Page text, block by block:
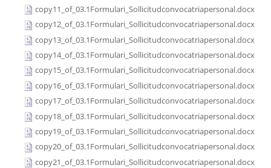
copy11_of_03.1Formulari_Sollicitudconvocatriapersonal.docx
copy12_of_03.1Formulari_Sollicitudconvocatriapersonal.docx
copy13_of_03.1Formulari_Sollicitudconvocatriapersonal.docx
copy14_of_03.1Formulari_Sollicitudconvocatriapersonal.docx
copy15_of_03.1Formulari_Sollicitudconvocatriapersonal.docx
copy16_of_03.1Formulari_Sollicitudconvocatriapersonal.docx
copy17_of_03.1Formulari_Sollicitudconvocatriapersonal.docx
copy18_of_03.1Formulari_Sollicitudconvocatriapersonal.docx
copy19_of_03.1Formulari_Sollicitudconvocatriapersonal.docx
copy20_of_03.1Formulari_Sollicitudconvocatriapersonal.docx
copy21_of_03.1Formulari_Sollicitudconvocatriapersonal.docx